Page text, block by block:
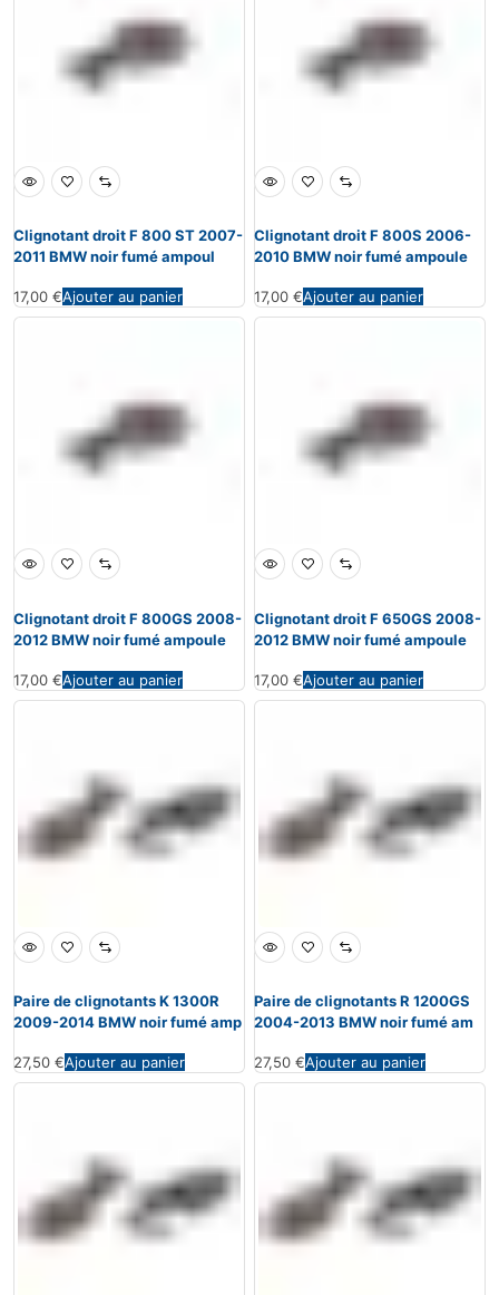
Clignotant droit F 800 ST 2007-
2011 BMW noir fumé ampoul
17,00 €Ajouter au panier
Clignotant droit F 800S 2006-
2010 BMW noir fumé ampoule
17,00 €Ajouter au panier
Clignotant droit F 800GS 2008-
2012 BMW noir fumé ampoule
17,00 €Ajouter au panier
Clignotant droit F 650GS 2008-
2012 BMW noir fumé ampoule
17,00 €Ajouter au panier
Paire de clignotants K 1300R
2009-2014 BMW noir fumé amp
27,50 €Ajouter au panier
Paire de clignotants R 1200GS
2004-2013 BMW noir fumé am
27,50 €Ajouter au panier